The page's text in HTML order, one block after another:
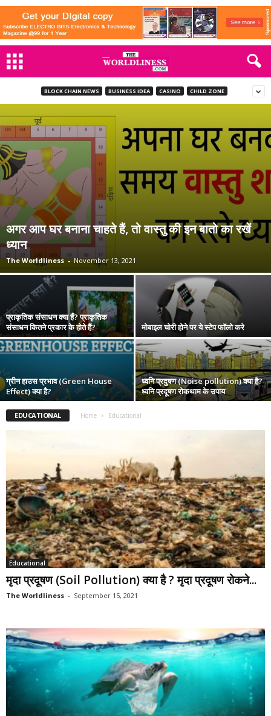
BLOCK CHAIN NEWS BUSINESS IDEA CASINO CHILD ZONE
अगर आप घर बनाना चाहते हैं, तो वास्तु की इन बातो का रखें
ध्यान
The Worldliness - November 13, 2021
प्राकृतिक संसाधन क्या हैं? प्राकृतिक
संसाधन कितने प्रकार के होते हैं?
मोबाइल चोरी होने पर ये स्टेप फॉलो करे
ग्रीन हाउस प्रभाव (Green House
Effect) क्या है?
ध्वनि प्रदुषण (Noise pollution) क्या है?
ध्वनि प्रदूषण रोकथाम के उपाय
EDUCATIONAL Home Educational
Educational
मृदा प्रदूषण (Soil Pollution) क्या है ? मृदा प्रदूषण रोकने...
The Worldliness - September 15, 2021